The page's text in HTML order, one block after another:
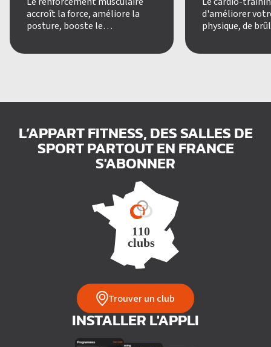
accroît la force, améliore la
posture, booste le
d'améliorer
physique, de
L’APPART FITNESS, DES SALLES DE
SPORT PARTOUT EN FRANCE
S'ABONNER
Trouver un club
INSTALLER L'APPLI